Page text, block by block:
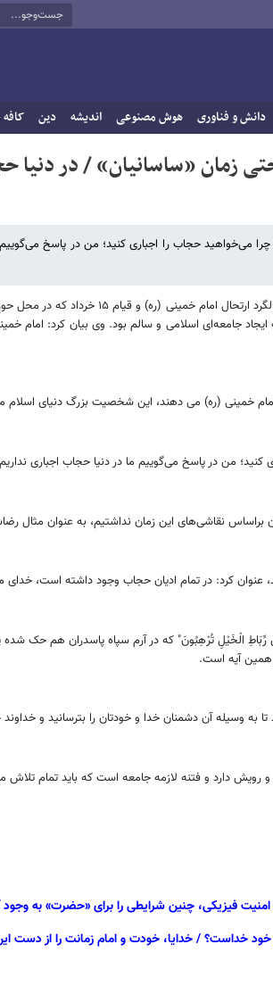
دانش و فناوری هوش مصنوعی اندیشه دین
زمان «ساسانیان» / در دنیا
می‌خواهید حجاب را اجباری کنید؛ من در پاسخ می‌گوییم
حجت‌الاسلام و المسلمین مهدی طائب شامگاه جمعه در مراسم
جامعه‌ای اسلامی و سالم بود. وی بیان کرد: امام
خمینی (ره) می دهند، این شخصیت بزرگ دنیای اسلام
من در پاسخ می‌گوییم ما در دنیا حجاب اجباری
نقاشی‌های این زمان نداشتیم، به عنوان مثال
عنوان کرد: در تمام ادیان حجاب وجود داشته ‌است،
الْخَیْلِ تُرْهِبُونَ" که در آرم سپاه پاسدران هم حک شده
همین آیه است.
به وسیله آن دشمنان خدا و خودتان را بترسانید و
دارد و فتنه لازمه جامعه است که باید تمام تلاش
فیزیکی، چنین شرایطی را برای «حضرت» به وجود
خداست؟ / خدایا، خودت و امام زمانت را از دست